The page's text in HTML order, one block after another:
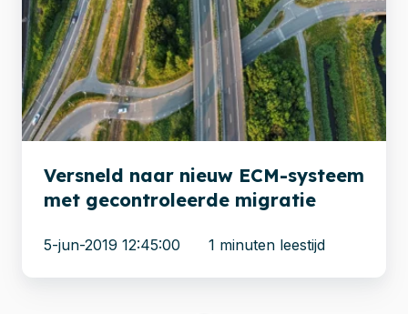
nieuw
ECM-
systeem
met
gecontroleerde
migratie
Versneld naar nieuw ECM-systeem
met gecontroleerde migratie
5-jun-2019 12:45:00 1 minuten leestijd